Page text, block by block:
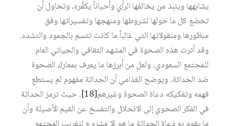
يشابهها وينبذ من يخالفها الرأي وأحياناً يكفِّره، وتحاول أن
تخضع كل ما حولها لشروطها ومنهجها وتفسيراتها وفق
منظورها ومنقولاتها التي غالباً ما كانت تتسم بالجمود والتشدد.
وقد أثرت هذه الصحوة في المشهد الثقافي والحياتي العام
للمجتمع السعودي، ولعل من أبرزها ما يعرف بمعارك الصحوة
ضد الحداثة، ويوضح الغذامي أن الحداثة مفهوم لم يستطع
فهمه وتفكيكه دعاة الصحوة وغيرهم‏[18]
، حيث ترمز الحداثة
في الفكر الصحوي إلى الانحلال والتفسخ عن القيم الأصيلة وأن